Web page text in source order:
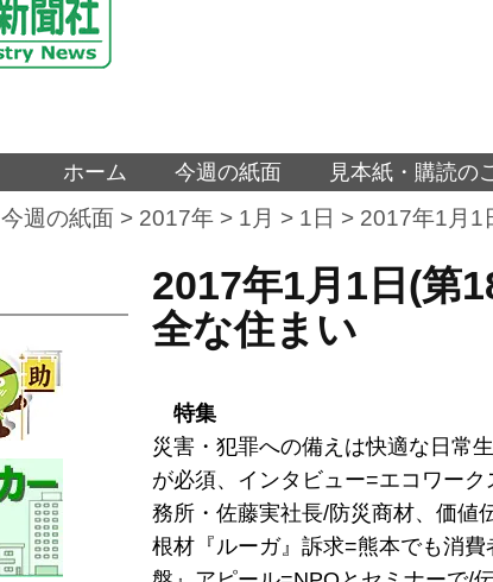
ホーム 今週の紙面 見本紙・購読の
今週の紙面 > 2017年 > 1月 > 1日 > 2017年1月1
2017年1月1日(第
全な住まい
特集
災害・犯罪への備えは快適な日常
が必須、インタビュー=エコワー
務所・佐藤実社長/防災商材、価値
根材『ルーガ』訴求=熊本でも消